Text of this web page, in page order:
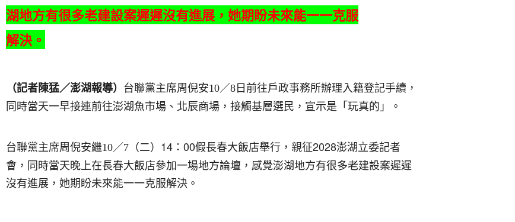
湖地方有很多老建設案遲遲沒有進展，她期盼未來能一一克服
解決。
（記者陳猛／澎湖報導） 台聯黨主席周倪安10／8日前往戶政事務所辦理入籍登記手續，
同時當天一早接連前往澎湖魚市場、北辰商場，接觸基層選民，宣示是「玩真的」。
台聯黨主席周倪安繼10／7 （二）14：00假長春大飯店舉行，親征2028澎湖立委記者
會，同時當天晚上在長春大飯店參加一場地方論壇，感覺澎湖地方有很多老建設案遲遲
沒有進展，她期盼未來能一一克服解決。